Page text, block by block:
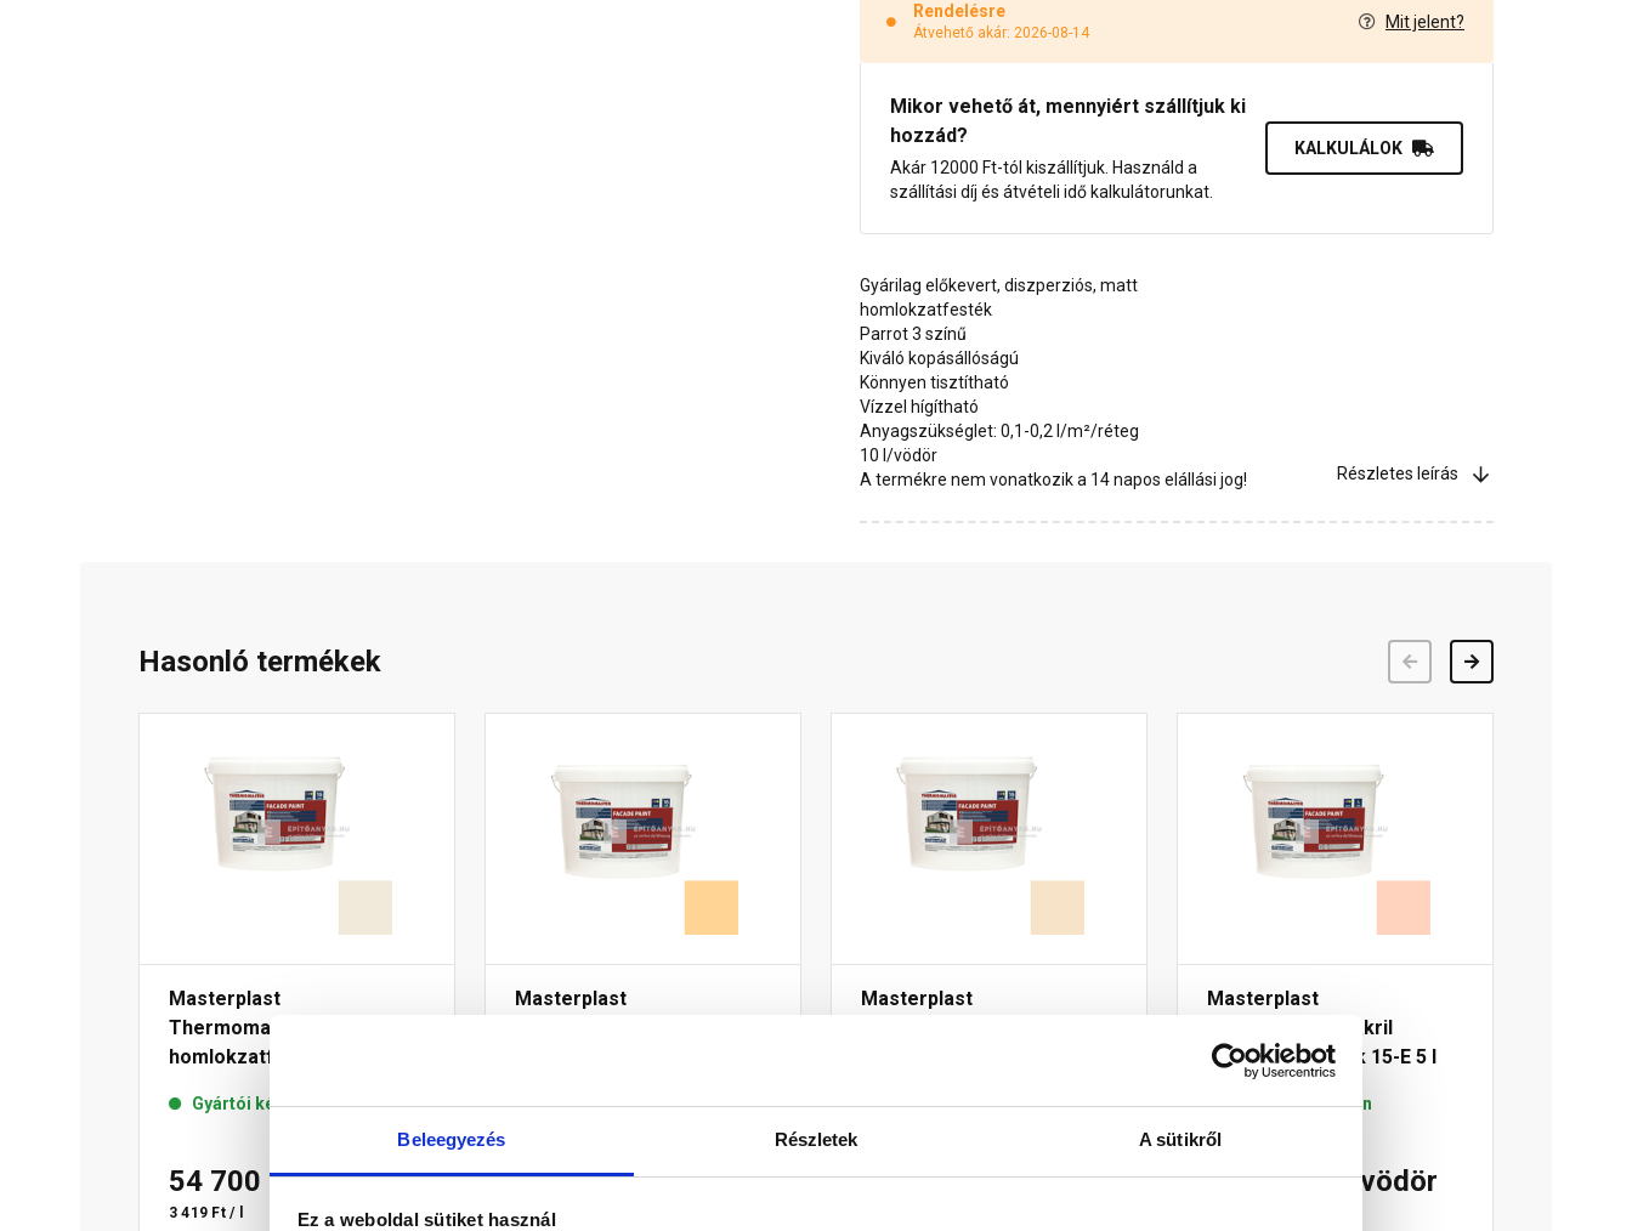
Beleegyezés Részletek A sütikről
Ez a weboldal sütiket használ
Rendelésre
Átvehető akár: 2026-08-14
Mit jelent?
Mikor vehető át, mennyiért szállítjuk ki
hozzád?
Akár 12000 Ft-tól kiszállítjuk. Használd a
szállítási díj és átvételi idő kalkulátorunkat.
KALKULÁLOK
Gyárilag előkevert, diszperziós, matt
homlokzatfesték
Parrot 3 színű
Kiváló kopásállóságú
Könnyen tisztítható
Vízzel hígítható
Anyagszükséglet: 0,1-0,2 l/m²/réteg
10 l/vödör
A termékre nem vonatkozik a 14 napos elállási jog!
Részletes leírás
Hasonló termékek
Masterplast
Thermomaster akril
homlokzatfesték 42-F 16 l
Gyártói készleten
54 700 Ft/ db
3 419 Ft / l
Masterplast
Gyártói készleten
59 010 Ft/ db
3 688 Ft / l
Masterplast
Gyártói készleten
54 875 Ft/ db
Masterplast
Thermomaster akril
homlokzatfesték 15-E 5 l
Gyártói készleten
18 910 Ft/ vödör